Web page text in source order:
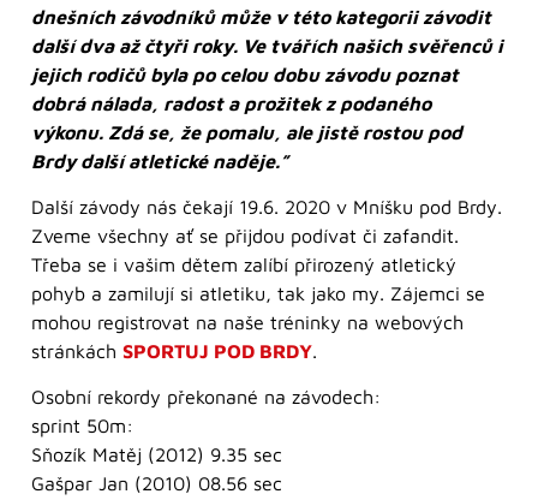
dnešních závodníků může v této kategorii závodit
další dva až čtyři roky. Ve tvářích našich svěřenců i
jejich rodičů byla po celou dobu závodu poznat
dobrá nálada, radost a prožitek z podaného
výkonu. Zdá se, že pomalu, ale jistě rostou pod
Brdy další atletické naděje.”
Další závody nás čekají 19.6. 2020 v Mníšku pod Brdy.
Zveme všechny ať se přijdou podívat či zafandit.
Třeba se i vašim dětem zalíbí přirozený atletický
pohyb a zamilují si atletiku, tak jako my. Zájemci se
mohou registrovat na naše tréninky na webových
stránkách SPORTUJ POD BRDY.
Osobní rekordy překonané na závodech:
sprint 50m:
Sňozík Matěj (2012) 9.35 sec
Gašpar Jan (2010) 08.56 sec